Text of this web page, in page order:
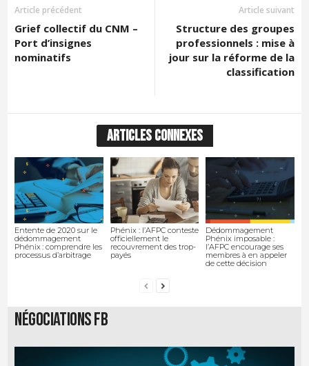
Article précédent
Grief collectif du CNM –
Port d’insignes
nominatifs
Article suivant
Structure des groupes
professionnels : mise à
jour sur la réforme de la
classification
ARTICLES CONNEXES
Entente de 2020 sur le
dédommagement
Phénix : comprendre les
processus d’arbitrage
Phénix : l’AFPC conteste
officiellement le
recouvrement des trop-
payés
Dédommagement
Phénix imposable :
l’AFPC encourage ses
membres à en appeler
de cette décision
Négociations FB